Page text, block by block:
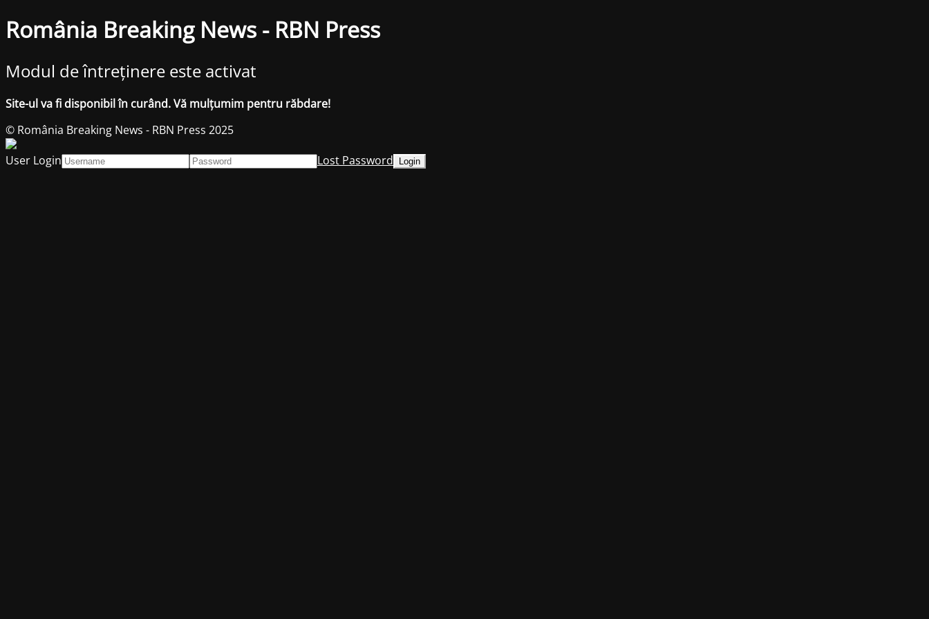
România Breaking News - RBN Press
Modul de întreținere este activat
Site-ul va fi disponibil în curând. Vă mulțumim pentru răbdare!
© România Breaking News - RBN Press 2025
User Login
Lost Password